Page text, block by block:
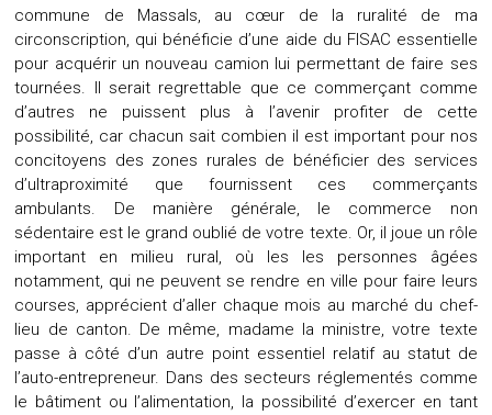
commune de Massals, au cœur de la ruralité de ma
circonscription, qui bénéficie d’une aide du FISAC essentielle
pour acquérir un nouveau camion lui permettant de faire ses
tournées. Il serait regrettable que ce commerçant comme
d’autres ne puissent plus à l’avenir profiter de cette
possibilité, car chacun sait combien il est important pour nos
concitoyens des zones rurales de bénéficier des services
d’ultraproximité que fournissent ces commerçants
ambulants. De manière générale, le commerce non
sédentaire est le grand oublié de votre texte. Or, il joue un rôle
important en milieu rural, où les les personnes âgées
notamment, qui ne peuvent se rendre en ville pour faire leurs
courses, apprécient d’aller chaque mois au marché du chef-
lieu de canton. De même, madame la ministre, votre texte
passe à côté d’un autre point essentiel relatif au statut de
l’auto-entrepreneur. Dans des secteurs réglementés comme
le bâtiment ou l’alimentation, la possibilité d’exercer en tant